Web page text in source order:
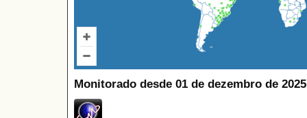
Monitorado desde 01 de dezembro de